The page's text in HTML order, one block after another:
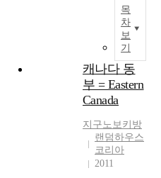
목
차
보
기
캐나다 동
부 = Eastern
Canada
지구노보키방
랜덤하우스
코리아
2011